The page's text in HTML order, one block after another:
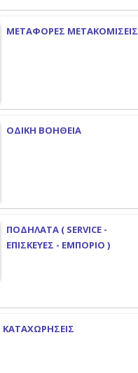
ΜΕΤΑΦΟΡΕΣ ΜΕΤΑΚΟΜΙΣΕΙΣ
ΟΔΙΚΗ ΒΟΗΘΕΙΑ
ΠΟΔΗΛΑΤΑ ( SERVICE -
ΕΠΙΣΚΕΥΕΣ - ΕΜΠΟΡΙΟ )